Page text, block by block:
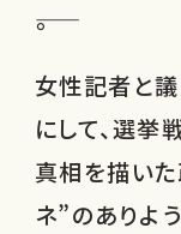
――。
女性記者と
にして、選挙
真相を描い
ネ”のありよ